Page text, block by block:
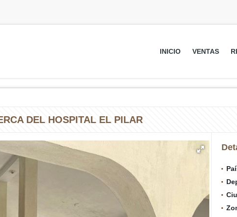
INICIO VENTAS
DEL HOSPITAL EL PILAR